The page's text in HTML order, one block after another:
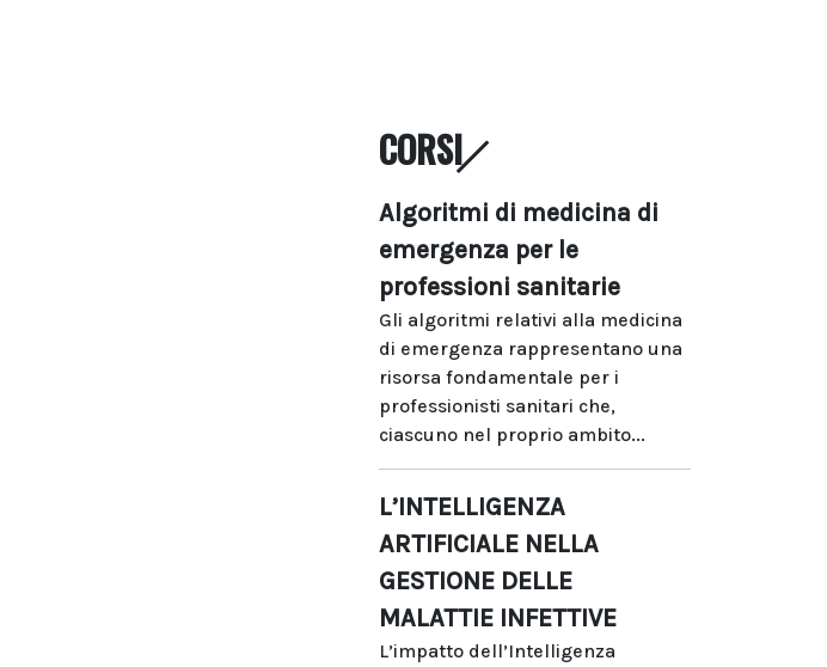
CORSI
Algoritmi di medicina di
emergenza per le
professioni sanitarie
Gli algoritmi relativi alla medicina
di emergenza rappresentano una
risorsa fondamentale per i
professionisti sanitari che,
ciascuno nel proprio ambito...
L’INTELLIGENZA
ARTIFICIALE NELLA
GESTIONE DELLE
MALATTIE INFETTIVE
L’impatto dell’Intelligenza